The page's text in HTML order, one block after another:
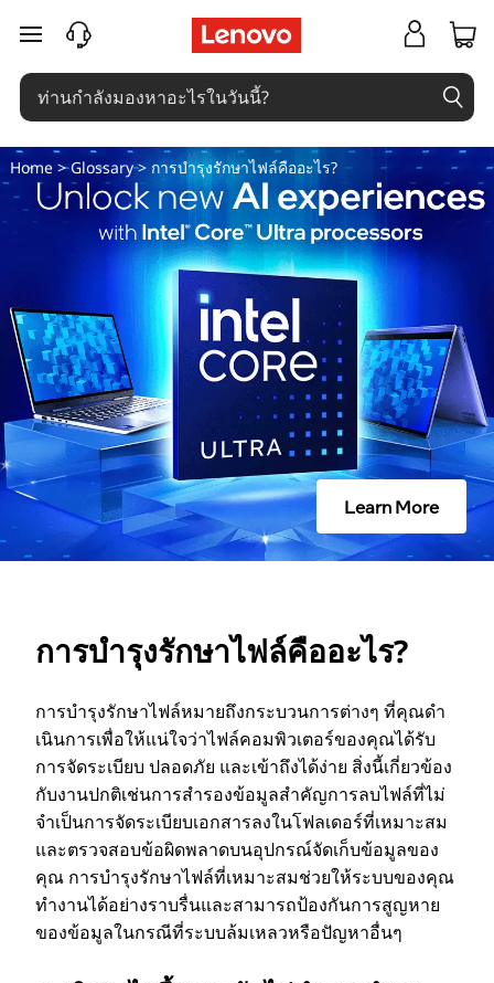
ก
ร
บํ
รุ
รั
ก
ษ
ข้ามไปที่เนื้อหาหลัก
Home>Glossary> การบํารุงรักษาไฟล์คืออะไร?
Learn More
การบํารุงรักษาไฟล์คืออะไร?
การบํารุงรักษาไฟล์หมายถึงกระบวนการต่างๆ ที่คุณดํา
เนินการเพื่อให้แน่ใจว่าไฟล์คอมพิวเตอร์ของคุณได้รับ
การจัดระเบียบ ปลอดภัย และเข้าถึงได้ง่าย สิ่งนี้เกี่ยวข้อง
กับงานปกติเช่นการสํารองข้อมูลสําคัญการลบไฟล์ที่ไม่
จําเป็นการจัดระเบียบเอกสารลงในโฟลเดอร์ที่เหมาะสม
และตรวจสอบข้อผิดพลาดบนอุปกรณ์จัดเก็บข้อมูลของ
คุณ การบํารุงรักษาไฟล์ที่เหมาะสมช่วยให้ระบบของคุณ
ทํางานได้อย่างราบรื่นและสามารถป้องกันการสูญหาย
ของข้อมูลในกรณีที่ระบบล้มเหลวหรือปัญหาอื่นๆ